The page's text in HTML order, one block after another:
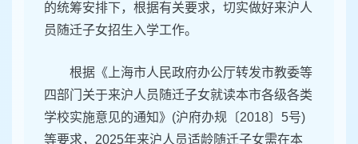
的统筹安排下，根据有关要求，切实做好来沪人
员随迁子女招生入学工作。
根据《上海市人民政府办公厅转发市教委等
四部门关于来沪人员随迁子女就读本市各级各类
学校实施意见的通知》(沪府办规〔2018〕5号)
等要求，2025年来沪人员适龄随迁子女需在本